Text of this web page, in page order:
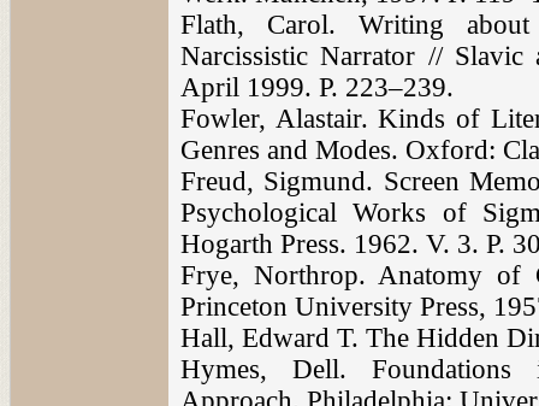
Flath, Carol. Writing
Narcissistic Narrator //
April 1999. P. 223–239.
Fowler, Alastair. Kinds of
Genres and Modes. Oxford:
Freud, Sigmund. Screen
Psychological Works of
Hogarth Press. 1962. V. 3. P.
Frye, Northrop. Anatomy of
Princeton University Press,
Hall, Edward T. The Hidden
Hymes, Dell. Foundations